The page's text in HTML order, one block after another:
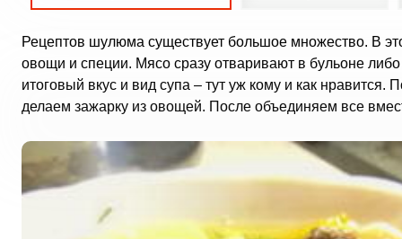
Рецептов шулюма существует большое множество. В
овощи и специи. Мясо сразу отваривают в бульоне
итоговый вкус и вид супа – тут уж кому и как
делаем зажарку из овощей. После объединяем все